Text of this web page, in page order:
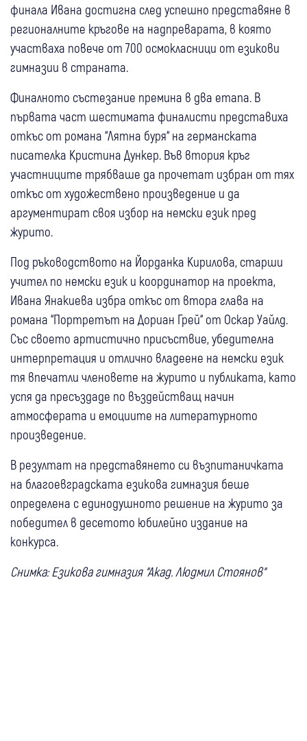
финала Ивана достигна след успешно представяне в
регионалните кръгове на надпреварата, в която
участваха повече от 700 осмокласници от езикови
гимназии в страната.
Финалното състезание премина в два етапа. В
първата част шестимата финалисти представиха
откъс от романа “Лятна буря“ на германската
писателка Кристина Дункер. Във втория кръг
участниците трябваше да прочетат избран от тях
откъс от художествено произведение и да
аргументират своя избор на немски език пред
журито.
Под ръководството на Йорданка Кирилова, старши
учител по немски език и координатор на проекта,
Ивана Янакиева избра откъс от втора глава на
романа “Портретът на Дориан Грей“ от Оскар Уайлд.
Със своето артистично присъствие, убедителна
интерпретация и отлично владеене на немски език
тя впечатли членовете на журито и публиката, като
успя да пресъздаде по въздействащ начин
атмосферата и емоциите на литературното
произведение.
В резултат на представянето си възпитаничката
на благоевградската езикова гимназия беше
определена с единодушното решение на журито за
победител в десетото юбилейно издание на
конкурса.
Снимка: Езикова гимназия “Акад. Людмил Стоянов“